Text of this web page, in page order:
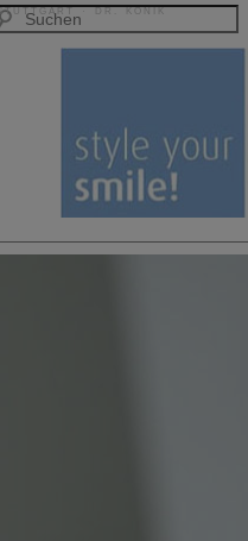
· DR. KONIK